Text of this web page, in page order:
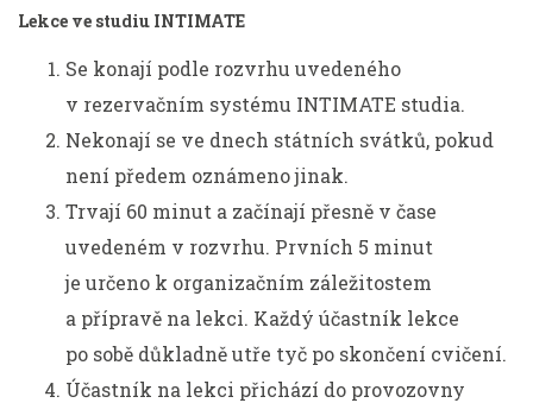
Lekce ve studiu INTIMATE
Se konají podle rozvrhu uvedeného
v rezervačním systému INTIMATE studia.
Nekonají se ve dnech státních svátků, pokud
není předem oznámeno jinak.
Trvají 60 minut a začínají přesně v čase
uvedeném v rozvrhu. Prvních 5 minut
je určeno k organizačním záležitostem
a přípravě na lekci. Každý účastník lekce
po sobě důkladně utře tyč po skončení cvičení.
Účastník na lekci přichází do provozovny